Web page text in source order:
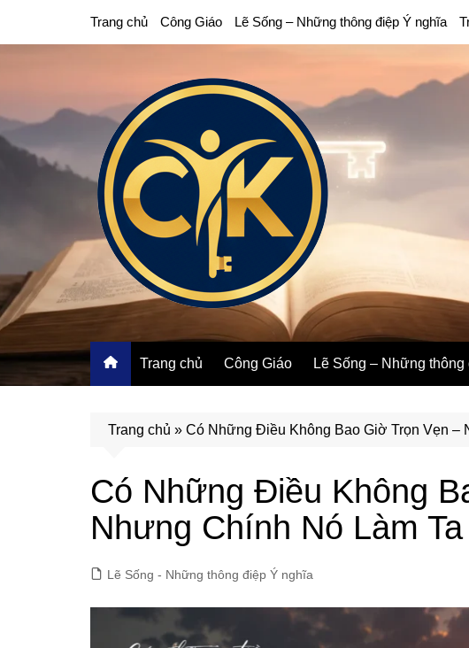
Trang chủ Công Giáo Lẽ Sống – Những thông điệp Ý nghĩa
Trang chủ Công Giáo Lẽ Sống – Những thông
Trang chủ » Có Những Điều Không Bao Giờ Trọn Vẹn –
Có Những Điều Không
Nhưng Chính Nó Làm
Lẽ Sống - Những thông điệp Ý nghĩa